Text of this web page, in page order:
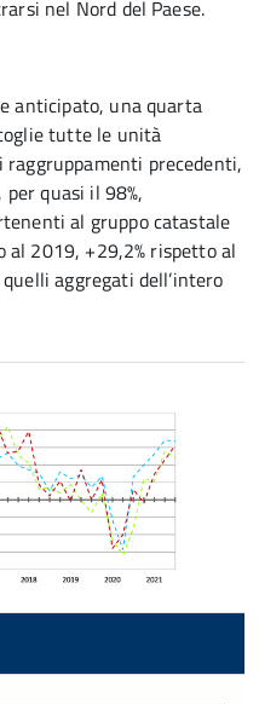
nel Nord del Paese.
anticipato, una quarta
tutte le unità
precedenti,
quasi il 98%,
al gruppo catastale
al 2019, +29,2% rispetto al
aggregati dell’intero